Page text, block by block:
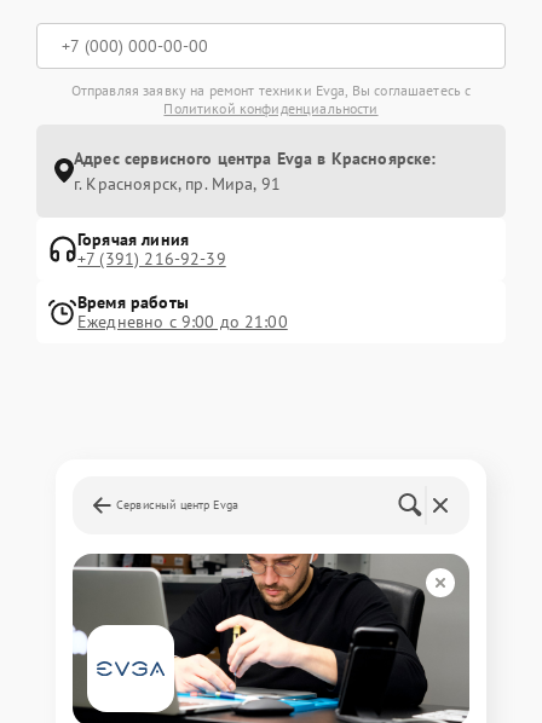
Отправляя заявку на ремонт техники Evga, Вы соглашаетесь с
Политикой конфиденциальности
Адрес сервисного центра Evga в Красноярске:
г. Красноярск, ​пр. Мира, 91
Горячая линия
+7 (391) 216-92-39
Время работы
Ежедневно с 9:00 до 21:00
Сервисный центр Evga